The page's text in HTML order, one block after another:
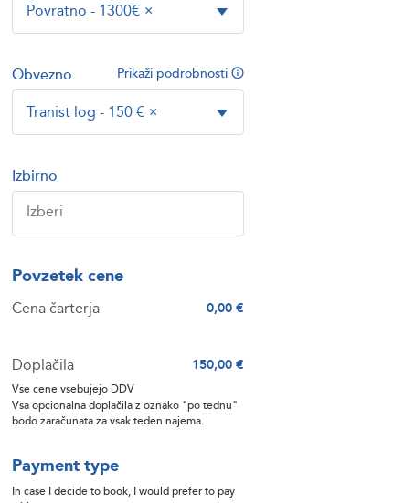
Povratno - 1300€ ×
Prikaži podrobnosti
Obvezno
Tranist log - 150 € ×
Izbirno
Povzetek cene
Cena čarterja 0,00 €
Doplačila 150,00 €
Vse cene vsebujejo DDV
Vsa opcionalna doplačila z oznako "po tednu"
bodo zaračunata za vsak teden najema.
Payment type
In case I decide to book, I would prefer to pay